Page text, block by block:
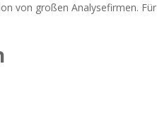
von großen Analysefirmen. Für